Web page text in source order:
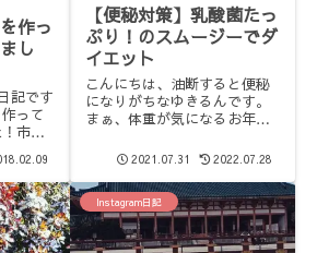
作っ
し
記です
って
市販
ない
んこ盛
字
す～美
「ろ
な...
【便秘対策】乳酸菌たっ
ぷり！のスムージーでダ
イエット
こんにちは、油断すると便秘
になりがちなゆきるんです。
まぁ、体重が気になるお年頃
便秘）にも気を使っていま
す。でも、出すものは毎日出
しておかないと、お腹はすっ
きりしないし、肌荒れはする
し…というわけで、私が毎朝
作って飲...
2021.07.31 2022.07.28
Instagram日記